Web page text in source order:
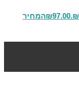
₪97.00
המחיר